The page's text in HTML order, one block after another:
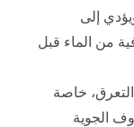
إلى
من الماء قبل
التعرق، خاصة
الجوية